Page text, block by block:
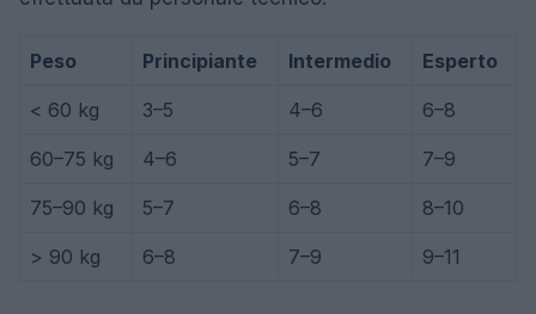
Peso Principiante Intermedio Esperto
< 60 kg 3–5 4–6 6–8
60–75 kg 4–6 5–7 7–9
75–90 kg 5–7 6–8 8–10
> 90 kg 6–8 7–9 9–11